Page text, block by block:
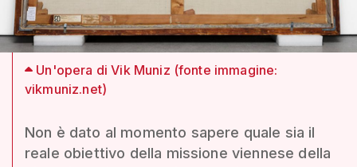
Un'opera di Vik Muniz (fonte immagine:
vikmuniz.net)
Non è dato al momento sapere quale sia il
reale obiettivo della missione viennese della